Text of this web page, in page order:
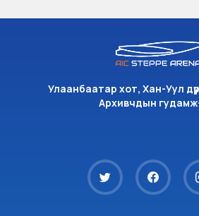
Улаанбаатар хот, Хан-Уул
Архивчдын